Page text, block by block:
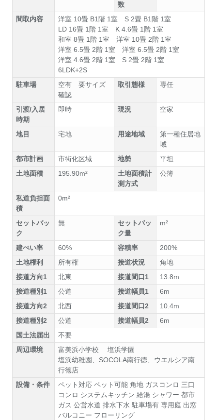
数
間取内容
洋室 10畳 B1階 1室
S 2畳 B1階 1室
LD 16畳 1階 1室
K 4.6畳 1階 1室
和室 8畳 1階 1室
洋室 10畳 2階 1室
洋室 6.5畳 2階 1室
洋室 6.5畳 2階 1室
洋室 4.6畳 2階 1室
S 2畳 2階 1室
6LDK+2S
駐車場
空有 要サイズ
確認
取引態様 専任
引渡/入居
時期
即時 現況 空家
地目 宅地 用途地域
第一種住居地
域
都市計画
市街化区域 地勢
平坦
土地面積
195.90m²
土地面積計
測方式
公簿
私道負担面
積
0m²
セットバッ
ク
無
セットバッ
ク量
m²
建ぺい率 60% 容積率
200%
土地権利
所有権 接道状況
角地
接道方向1
北東 接道間口1
13.8m
接道種別1
公道 接道幅員1
6m
接道方向2
北西 接道間口2
10.4m
接道種別2
公道 接道幅員2
6m
国土法届出
不要
周辺環境
富美浜小学校 塩浜学園
塩浜幼稚園、SOCOLA南行徳、ウエルシア南
行徳店
設備・条件
ペット対応 ペット可能 角地 ガスコンロ 三口
コンロ システムキッチン 給湯 シャワー 都市
ガス 公営水道 排水下水 駐車場有 専用庭 出窓
バルコニー フローリング